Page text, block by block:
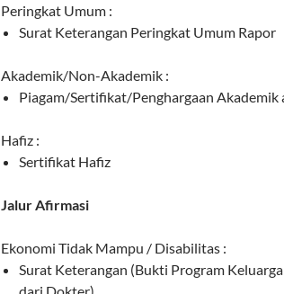
Peringkat Umum :
Surat Keterangan Peringkat Umum Rapor
Akademik/Non-Akademik :
Piagam/Sertifikat/Penghargaan
Hafiz :
Sertifikat Hafiz
Jalur Afirmasi
Ekonomi Tidak Mampu / Disabilitas :
Surat Keterangan (Bukti Program